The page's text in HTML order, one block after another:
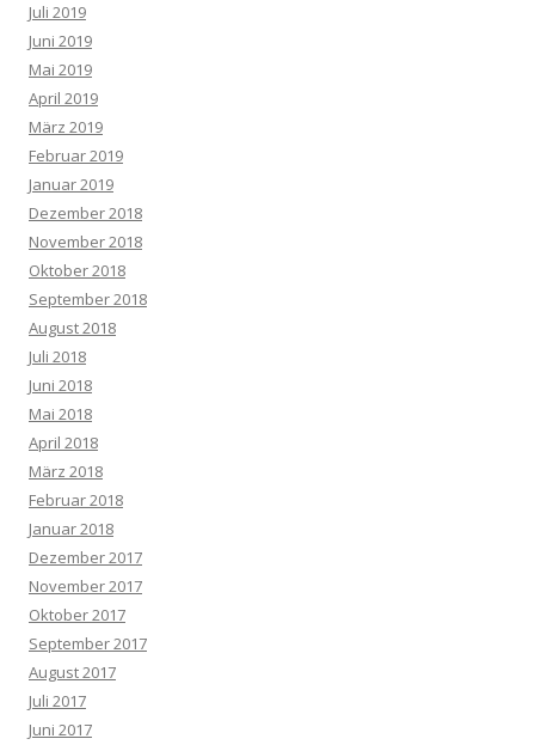
Juli 2019
Juni 2019
Mai 2019
April 2019
März 2019
Februar 2019
Januar 2019
Dezember 2018
November 2018
Oktober 2018
September 2018
August 2018
Juli 2018
Juni 2018
Mai 2018
April 2018
März 2018
Februar 2018
Januar 2018
Dezember 2017
November 2017
Oktober 2017
September 2017
August 2017
Juli 2017
Juni 2017